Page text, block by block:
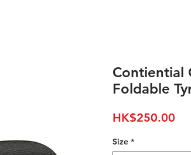
Contiential
Foldable
HK$250.00
Size *